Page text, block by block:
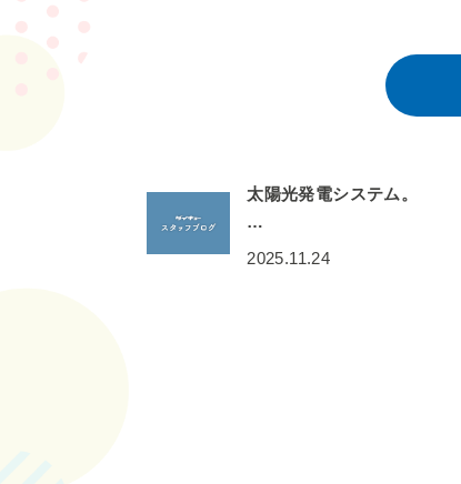
太陽光発電システム。
…
2025.11.24